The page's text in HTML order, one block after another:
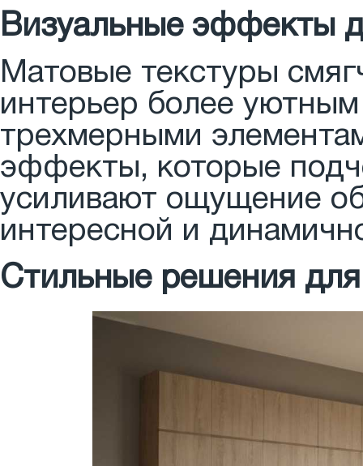
Визуальные эффекты
Матовые текстуры
интерьер более
трехмерными
эффекты, которые
усиливают ощущение
интересной и
Стильные решения